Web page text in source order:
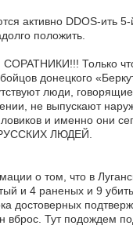
активно DDOS-ить
положить.
Только
донецкого
люди,
не выпускают
и именно они
РУССКИХ ЛЮДЕЙ.
о том, что в
и 4 раненых и 9
достоверных
вброс. Тут подождем